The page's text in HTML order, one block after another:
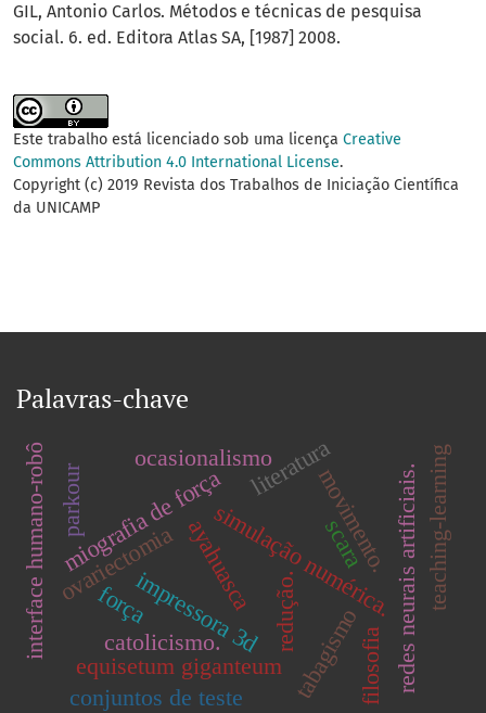
GIL, Antonio Carlos. Métodos e técnicas de pesquisa
social. 6. ed. Editora Atlas SA, [1987] 2008.
Este trabalho está licenciado sob uma licença Creative
Commons Attribution 4.0 International License.
Copyright (c) 2019 Revista dos Trabalhos de Iniciação Científica
da UNICAMP
Palavras-chave
impressora 3d
scara
simulação numérica.
equisetum giganteum
ovariectomia
miografia de força
interface humano-robô redes neurais artificiais.
ayahuasca
tabagismo
redução.
ocasionalismo
força
movimento. teaching-learning
parkour
conjuntos de teste
literatura
filosofia
catolicismo.